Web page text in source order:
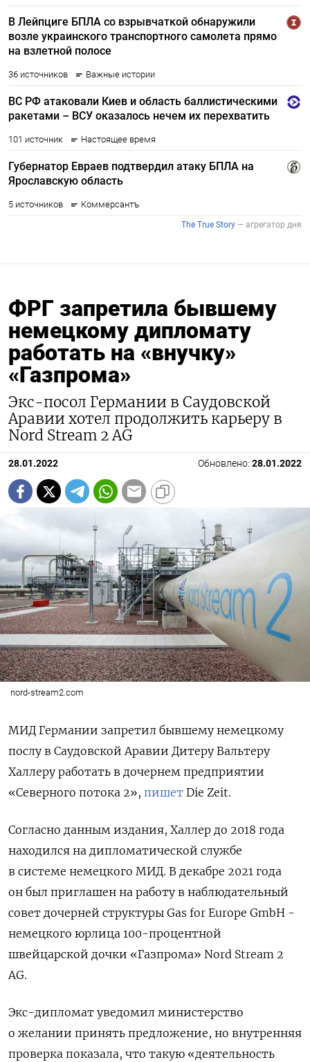
ФРГ запретила бывшему
немецкому дипломату
работать на «внучку»
«Газпрома»
Экс-посол Германии в Саудовской
Аравии хотел продолжить карьеру в
Nord Stream 2 AG
28.01.2022 Обновлено: 28.01.2022
nord-stream2.com
МИД Германии запретил бывшему немецкому
послу в Саудовской Аравии Дитеру Вальтеру
Халлеру работать в дочернем предприятии
«Северного потока 2», пишет Die Zeit.
Согласно данным издания, Халлер до 2018 года
находился на дипломатической службе
в системе немецкого МИД. В декабре 2021 года
он был приглашен на работу в наблюдательный
совет дочерней структуры Gas for Europe GmbH -
немецкого юрлица 100-процентной
швейцарской дочки «Газпрома» Nord Stream 2
AG.
Экс-дипломат уведомил министерство
о желании принять предложение, но внутренняя
проверка показала, что такую «деятельность